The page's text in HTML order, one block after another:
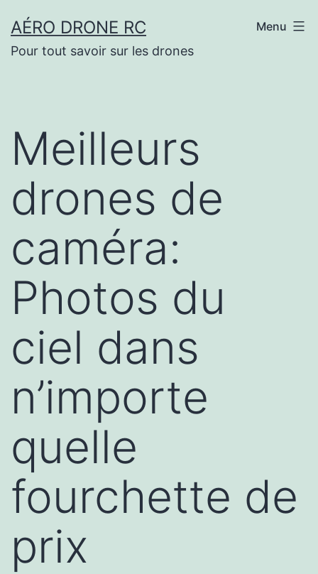
au
contenu
AÉRO DRONE RC
Pour tout savoir sur les drones
Menu
Meilleurs
drones de
caméra:
Photos du
ciel dans
n’importe
quelle
fourchette de
prix